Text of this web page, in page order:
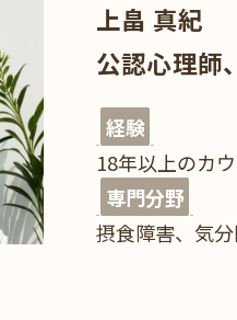
上畠 真紀
公認心理師
経験
18年以上のカ
専門分野
摂食障害、気